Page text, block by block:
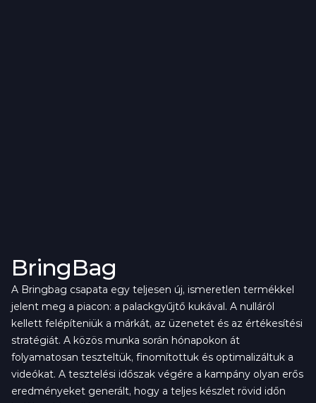
BringBag
A Bringbag csapata egy teljesen új, ismeretlen termékkel
jelent meg a piacon: a palackgyűjtő kukával. A nulláról
kellett felépíteniük a márkát, az üzenetet és az értékesítési
stratégiát. A közös munka során hónapokon át
folyamatosan teszteltük, finomítottuk és optimalizáltuk a
videókat. A tesztelési időszak végére a kampány olyan erős
eredményeket generált, hogy a teljes készlet rövid időn